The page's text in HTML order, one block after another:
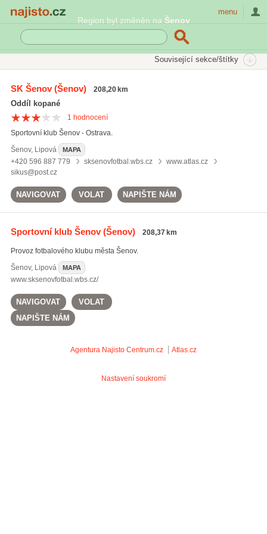
Region byl změněn na Šenov
menu
Související sekce/štítky
Najisto.cz Sport
SK Šenov(Šenov) 208,20 km
Oddíl kopané
1 hodnocení
Sportovní klub Šenov - Ostrava.
Šenov, Lipová MAPA
+420 596 887 779 sksenovfotbal.wbs.cz
www.atlas.cz
sikus@post.cz
NAVIGOVAT VOLAT NAPIŠTE NÁM
Sportovní klub Šenov(Šenov) 208,37 km
Provoz fotbalového klubu města Šenov.
Šenov, Lipová MAPA
www.sksenovfotbal.wbs.cz/
NAVIGOVAT
VOLAT
NAPIŠTE NÁM
Agentura Najisto Centrum.cz Atlas.cz
Nastavení soukromí